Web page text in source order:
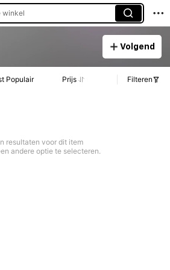
winkel
Volgend
Populair Prijs Filteren
resultaten voor dit item
andere optie te selecteren.